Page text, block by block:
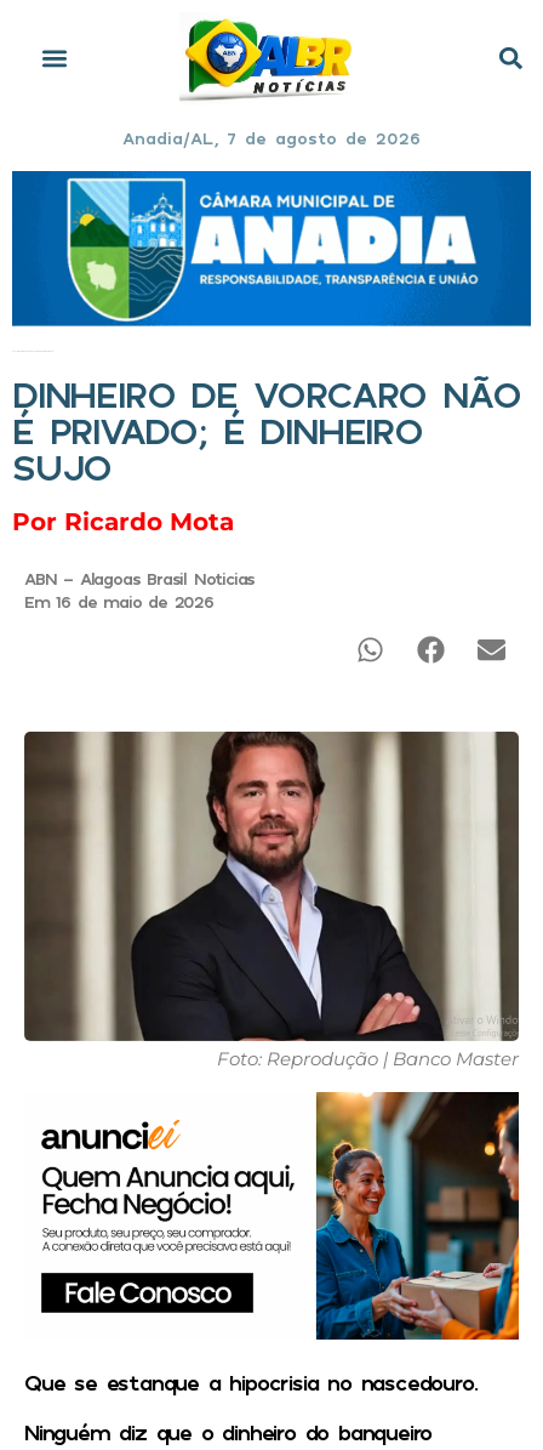
Anadia/AL, 7 de agosto de 2026
DINHEIRO DE VORCARO NÃO
É PRIVADO; É DINHEIRO
SUJO
Por Ricardo Mota
ABN - Alagoas Brasil Noticias
Em 16 de maio de 2026
Foto: Reprodução | Banco Master
Que se estanque a hipocrisia no nascedouro.
Ninguém diz que o dinheiro do banqueiro